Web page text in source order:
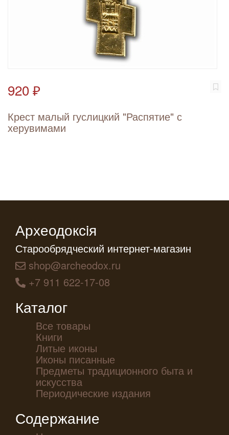
920 ₽
Крест малый гуслицкий "Распятие" с
херувимами
Археодоксiя
Старообрядческий интернет-магазин
shop@archeodox.ru
+7 911 622-17-08
Каталог
Все товары
Книги
Литые иконы
Иконы писанные
Предметы традиционного быта и
искусства
Периодические издания
Содержание